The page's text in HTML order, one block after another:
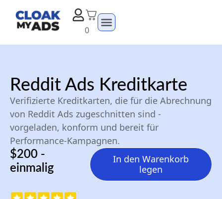
0
Reddit Ads Kreditkarte
Verifizierte Kreditkarten, die für die Abrechnung
von Reddit Ads zugeschnitten sind -
vorgeladen, konform und bereit für
Performance-Kampagnen.
$200 -
einmalig
In den Warenkorb
legen